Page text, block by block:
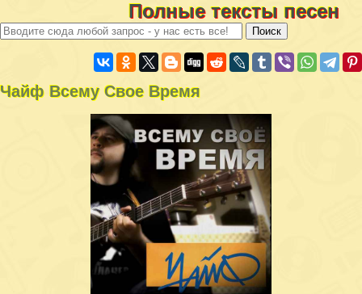
Полные тексты песен
Чайф Всему Свое Время